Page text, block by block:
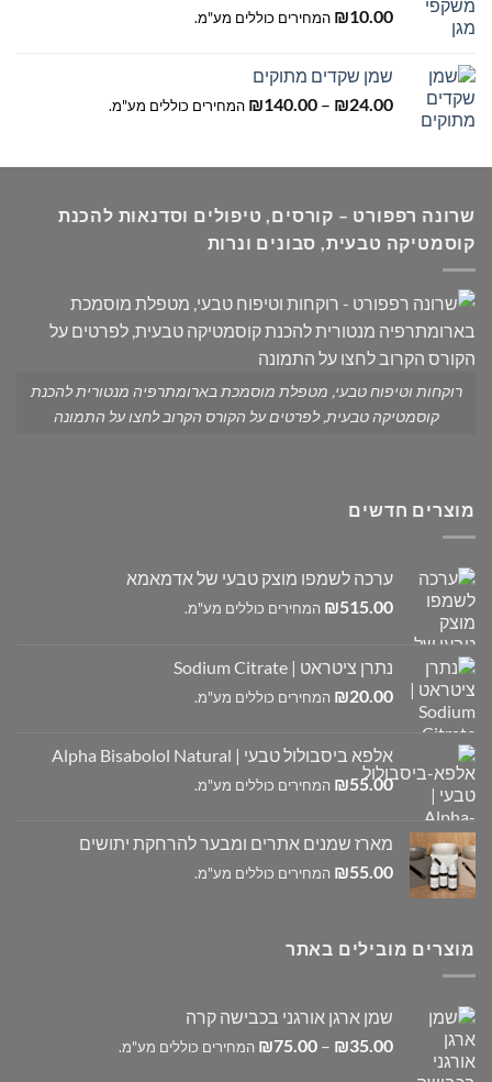
₪10.00 המחירים כוללים מע"מ.
שמן שקדים מתוקים
₪24.00
–
₪140.00
טווח
עד
המחירים כוללים מע"מ.
שרונה רפפורט – קורסים, טיפולים וסדנאות להכנת
קוסמטיקה טבעית, סבונים ונרות
רוקחות וטיפוח טבעי, מטפלת מוסמכת בארומתרפיה מנטורית להכנת
קוסמטיקה טבעית, לפרטים על הקורס הקרוב לחצו על התמונה
מוצרים חדשים
ערכה לשמפו מוצק טבעי של אדמאמא
₪515.00 המחירים כוללים מע"מ.
נתרן ציטראט | Sodium Citrate
₪20.00 המחירים כוללים מע"מ.
אלפא ביסבולול טבעי | Alpha Bisabolol Natural
₪55.00 המחירים כוללים מע"מ.
מארז שמנים אתרים ומבער להרחקת יתושים
₪55.00 המחירים כוללים מע"מ.
מוצרים מובילים באתר
שמן ארגן אורגני בכבישה קרה
₪35.00
–
₪75.00
טווח
המחירים כוללים מע"מ.